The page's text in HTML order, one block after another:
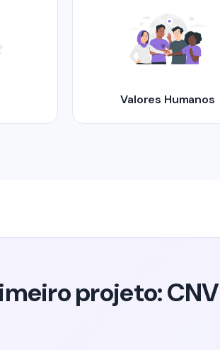
Valores Humanos
projeto: CNV